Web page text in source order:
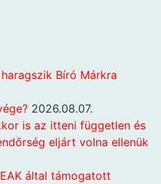
Bíró Márkra
2026.08.07.
is az itteni független és
eljárt volna ellenük
által támogatott